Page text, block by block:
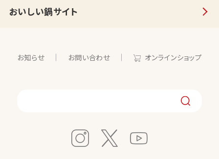
おいしい鍋サイト
お知らせ お問い合わせ オンラインショップ